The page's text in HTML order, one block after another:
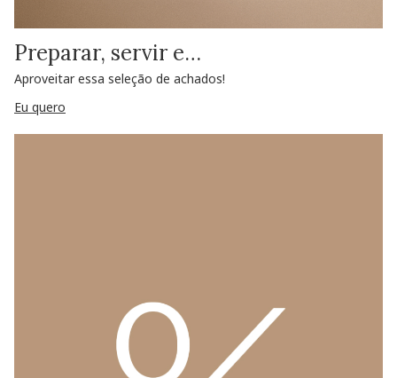
Preparar, servir e…
Aproveitar essa seleção de achados!
Eu quero